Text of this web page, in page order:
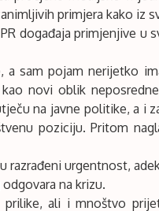
primjera kako iz
događaja primjenjive u
sam pojam nerijetko
novi oblik
na javne politike, a i
poziciju. Pritom
razrađeni urgentnost,
na krizu.
ali i mnoštvo